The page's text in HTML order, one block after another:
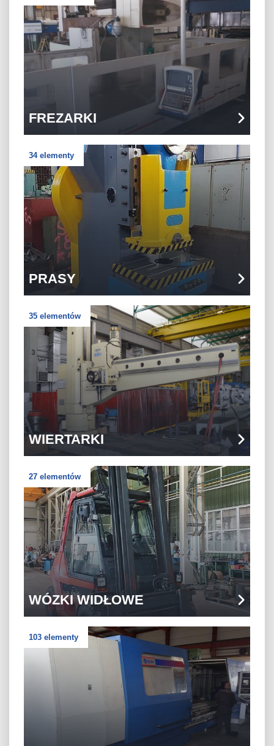
FREZARKI
34 elementy
PRASY
35 elementów
WIERTARKI
27 elementów
WÓZKI WIDŁOWE
103 elementy